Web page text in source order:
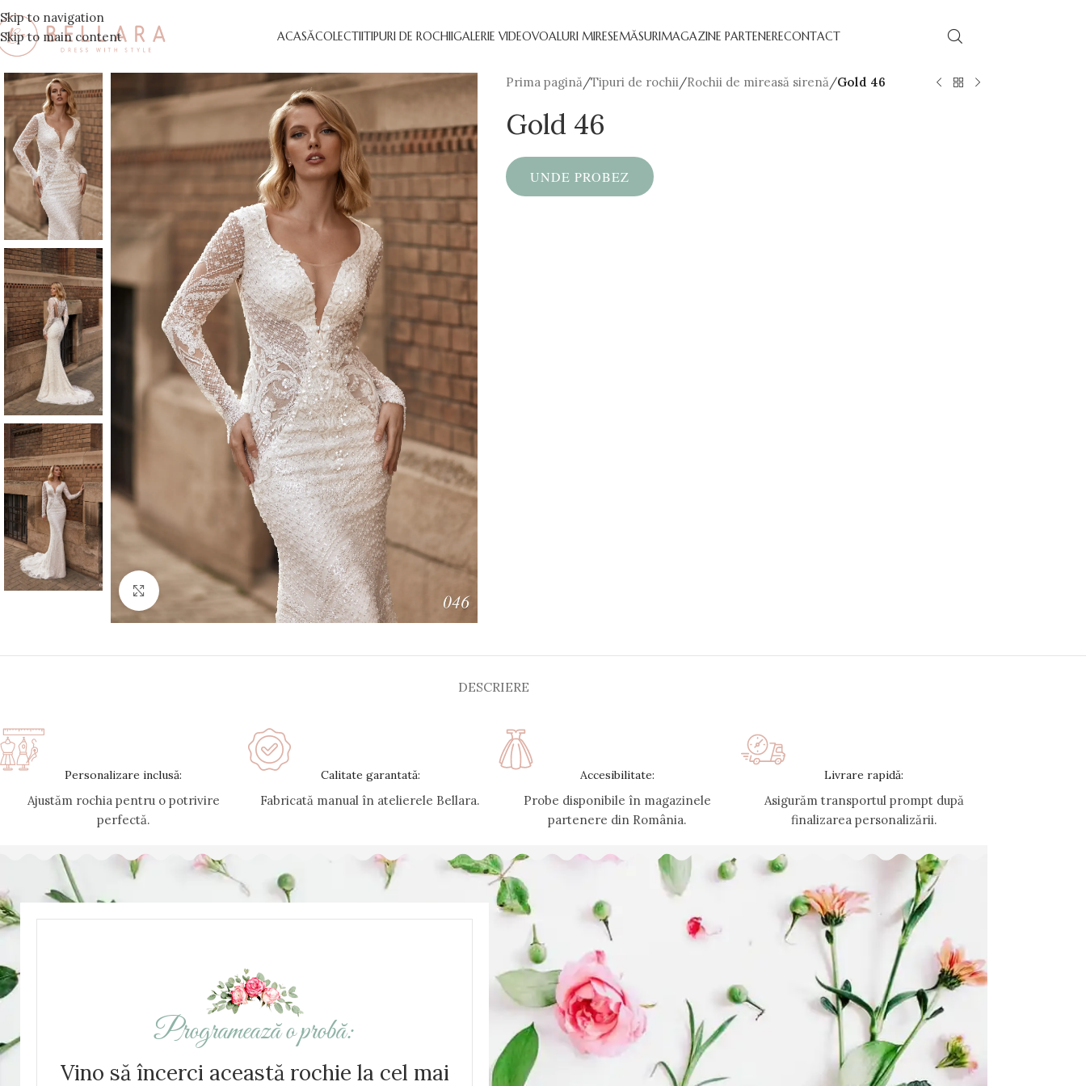
Skip to navigation
Skip to main content
ACASĂCOLECTIITIPURI DE ROCHIIGALERIE VIDEOVOALURI MIRESEMĂSURIMAGAZINE PARTENERECONTACT
Faceți click pentru a mări
Prima pagină/Tipuri de rochii/Rochii de mireasă sirenă/Gold 46
Gold 46
UNDE PROBEZ
DESCRIERE
Personalizare inclusă:
Ajustăm rochia pentru o potrivire
perfectă.
Calitate garantată:
Fabricată manual în atelierele Bellara.
Accesibilitate:
Probe disponibile în magazinele
partenere din România.
Livrare rapidă:
Asigurăm transportul prompt după
finalizarea personalizării.
Programează o probă:
Vino să încerci această rochie la cel mai